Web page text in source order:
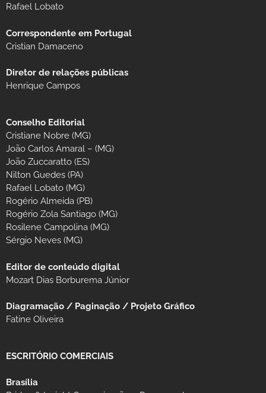
Rafael Lobato
Correspondente em Portugal
Cristian Damaceno
Diretor de relações públicas
Henrique Campos
Conselho Editorial
Cristiane Nobre (MG)
João Carlos Amaral – (MG)
João Zuccaratto (ES)
Nilton Guedes (PA)
Rafael Lobato (MG)
Rogério Almeida (PB)
Rogério Zola Santiago (MG)
Rosilene Campolina (MG)
Sérgio Neves (MG)
Editor de conteúdo digital
Mozart Dias Borburema Júnior
Diagramação / Paginação / Projeto Gráfico
Fatine Oliveira
ESCRITÓRIO COMERCIAIS
Brasília